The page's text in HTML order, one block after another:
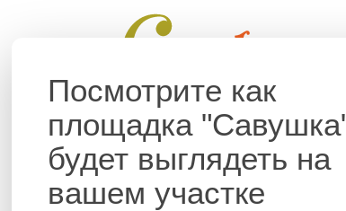
ДЕТСКИЕ ПЛОЩАДКИ
Горка
Посмотрите как
площадка
будет выглядеть на
вашем участке